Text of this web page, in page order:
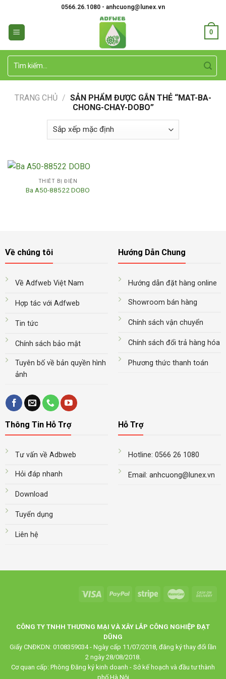
content
0566.26.1080 - anhcuong@lunex.vn
0
Tìm
TRANG CHỦ / SẢN PHẨM ĐƯỢC GẮN THẺ “MAT-BA-
CHONG-CHAY-DOBO”
THIẾT BỊ ĐIỆN
Ba A50-88522 DOBO
Về chúng tôi
Về Adfweb Việt Nam
Hợp tác với Adfweb
Tin tức
Chính sách bảo mật
Tuyên bố về bản quyền hình
ảnh
Hướng Dẫn Chung
Hướng dẫn đặt hàng online
Showroom bán hàng
Chính sách vận chuyển
Chính sách đổi trả hàng hóa
Phương thức thanh toán
Thông Tin Hỗ Trợ
Tư vấn về Adbweb
Hỏi đáp nhanh
Download
Tuyển dụng
Liên hệ
Hỗ Trợ
Hotline: 0566 26 1080
Email: anhcuong@lunex.vn
CÔNG TY TNHH THƯƠNG MẠI VÀ XÂY LẮP CÔNG NGHIỆP ĐẠT
DŨNG
Giấy CNĐKDN: 0108359034 - Ngày cấp 11/07/2018, đăng ký thay đổi lần
2 ngày 28/08/2018.
Cơ quan cấp: Phòng Đăng ký kinh doanh - Sở kế hoạch và đầu tư thành
phố Hà Nội